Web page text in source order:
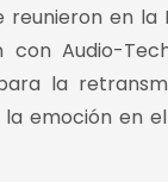
en la
con Audio-
la
emoción en